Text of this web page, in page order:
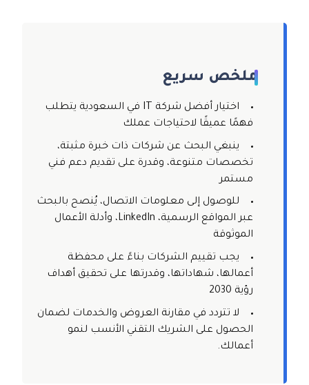
ملخص سريع
اختيار أفضل شركة IT في السعودية يتطلب
فهمًا عميقًا لاحتياجات عملك
ينبغي البحث عن شركات ذات خبرة مثبتة،
تخصصات متنوعة، وقدرة على تقديم دعم فني
مستمر
للوصول إلى معلومات الاتصال، يُنصح بالبحث
عبر المواقع الرسمية، LinkedIn، وأدلة الأعمال
الموثوقة
يجب تقييم الشركات بناءً على محفظة
أعمالها، شهاداتها، وقدرتها على تحقيق أهداف
رؤية 2030
لا تتردد في مقارنة العروض والخدمات لضمان
الحصول على الشريك التقني الأنسب لنمو
أعمالك.